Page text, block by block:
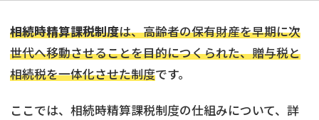
相続時精算課税制度は、高齢者の保有財産を早期に次
世代へ移動させることを目的につくられた、贈与税と
相続税を一体化させた制度です。
ここでは、相続時精算課税制度の仕組みについて、詳